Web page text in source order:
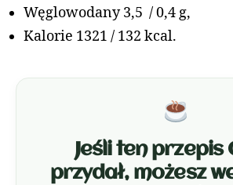
Węglowodany 3,5 / 0,4 g,
Kalorie 1321 / 132 kcal.
Jeśli ten przepis
przydał, możesz